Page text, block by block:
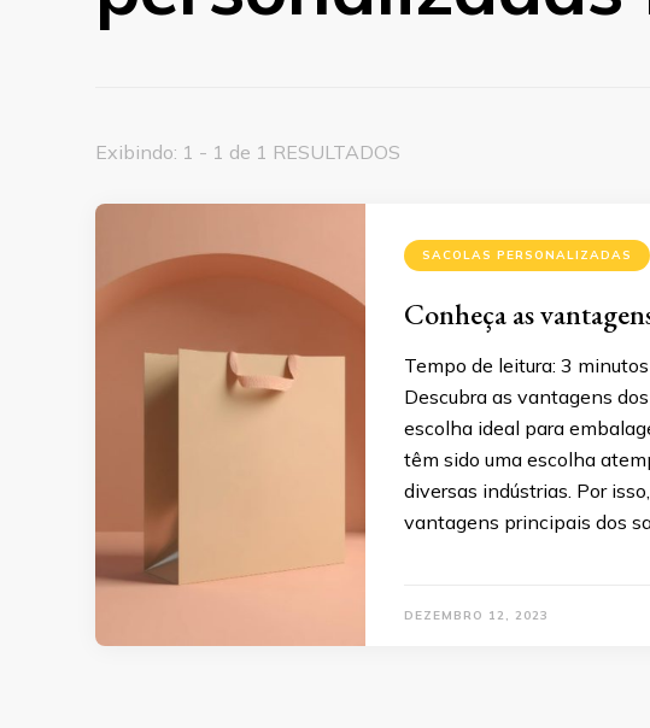
Exibindo: 1 - 1 de 1 RESULTADOS
SACOLAS PERSONALIZADAS
Conheça as
Tempo de leitura: 3 minutos
Descubra as vantagens
escolha ideal para
têm sido uma escolha
diversas indústrias. Por
vantagens principais dos
DEZEMBRO 12, 2023